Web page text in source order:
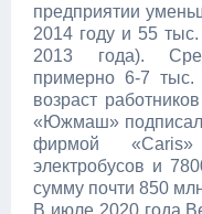
предприятии
2014 году и 55
2013 года).
примерно 6-7 тыс.
возраст
«Южмаш» подписал
фирмой
электробусов и
сумму почти 850
В июле 2020 года